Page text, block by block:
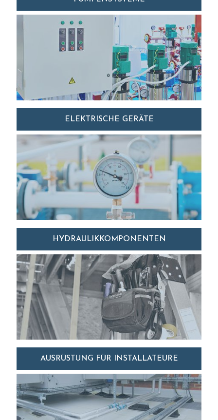
ELEKTRISCHE GERÄTE
HYDRAULIKKOMPONENTEN
AUSRÜSTUNG FÜR INSTALLATEURE